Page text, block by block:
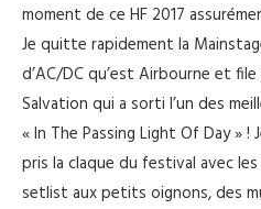
moment de ce HF 2017
Je quitte rapidement la
d’AC/DC qu’est Airbourne et
Salvation qui a sorti l’un des
« In The Passing Light Of Day »
pris la claque du festival avec
setlist aux petits oignons, des